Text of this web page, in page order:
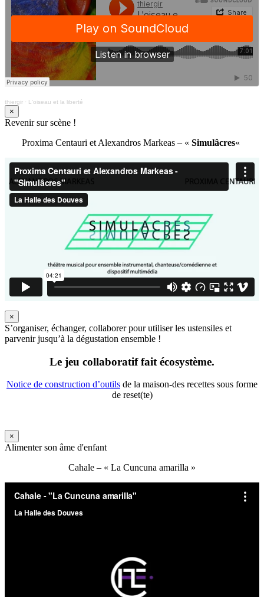
thiergir · L'oiseau et la liberté
×
Revenir sur scène !
Proxima Centauri et Alexandros Markeas – « Simulâcres«
×
S’organiser, échanger, collaborer pour utiliser les ustensiles et
parvenir jusqu’à la dégustation ensemble !
Le jeu collaboratif fait écosystème.
Notice de construction d’outils de la maison-des recettes sous forme
de reset(te)
×
Alimenter son âme d'enfant
Cahale – « La Cuncuna amarilla »